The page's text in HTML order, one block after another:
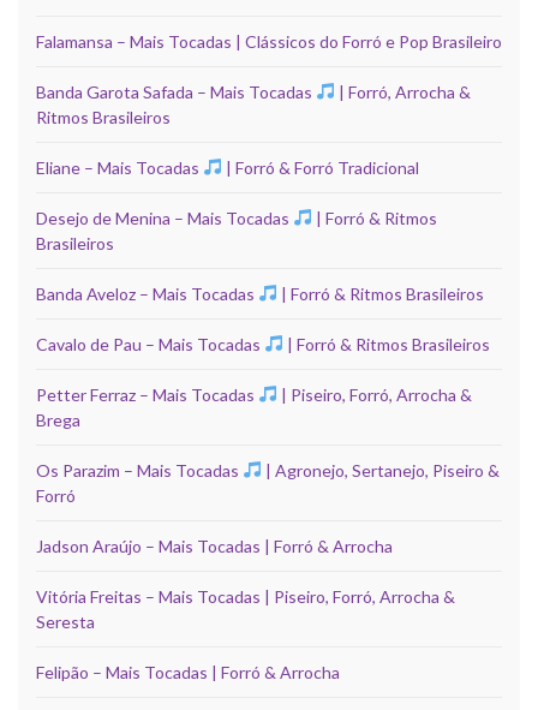
Falamansa – Mais Tocadas | Clássicos do Forró e Pop Brasileiro
Banda Garota Safada – Mais Tocadas
| Forró, Arrocha &
Ritmos Brasileiros
Eliane – Mais Tocadas | Forró & Forró Tradicional
Desejo de Menina – Mais Tocadas
| Forró & Ritmos
Brasileiros
Banda Aveloz – Mais Tocadas | Forró & Ritmos Brasileiros
Cavalo de Pau – Mais Tocadas | Forró & Ritmos Brasileiros
Petter Ferraz – Mais Tocadas
| Piseiro, Forró, Arrocha &
Brega
Os Parazim – Mais Tocadas
| Agronejo, Sertanejo, Piseiro &
Forró
Jadson Araújo – Mais Tocadas | Forró & Arrocha
Vitória Freitas – Mais Tocadas | Piseiro, Forró, Arrocha &
Seresta
Felipão – Mais Tocadas | Forró & Arrocha